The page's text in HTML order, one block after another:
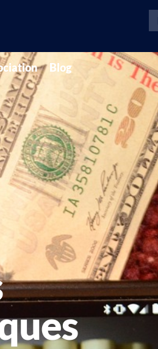
Blog